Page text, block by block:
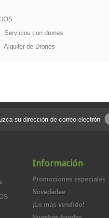
Servicios con drones
Alquiler de Drones
Información
Promociones especiales
Novedades
¡Lo más vendido!